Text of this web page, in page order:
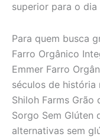
superior para o dia
Para quem busca
Farro Orgânico
Emmer Farro
séculos de história
Shiloh Farms
Sorgo Sem Glúten
alternativas sem